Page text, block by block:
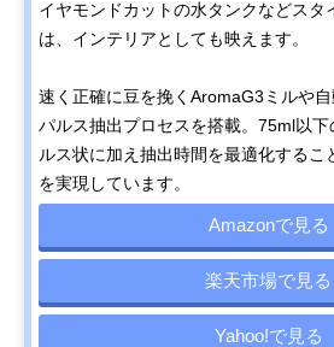
イヤモンドカットの水タンクなどスタ
は、インテリアとしても映えます。
速く正確に豆を挽くAromaG3ミルや自
パルス抽出プロセスを搭載。75ml以
ルス状に加え抽出時間を最適化するこ
を実現しています。
Amazonで見る
楽天市場で見る
Yahoo!で見る